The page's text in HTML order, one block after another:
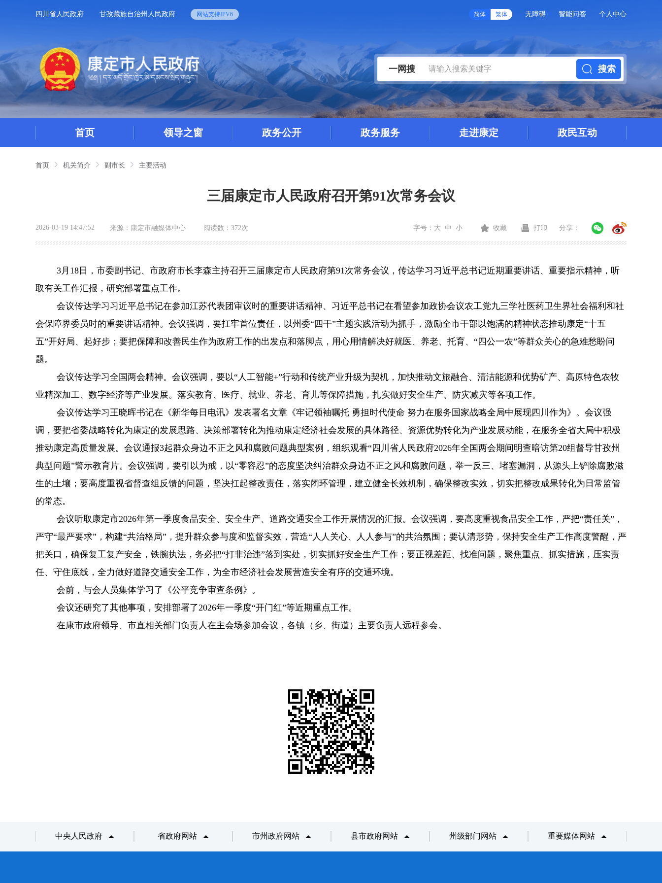
四川省人民政府 甘孜藏族自治州人民政府 网站支持IPV6 简体 繁体 无障碍 智能问答 个人中心
一网搜 搜索
首页 领导之窗 政务公开 政务服务 走进康定 政民互动
首页 机关简介 副市长 主要活动
三届康定市人民政府召开第91次常务会议
2026-03-19 14:47:52 来源： 康定市融媒体中心 阅读数： 372次 字号： 大 中 小 收藏 打印 分享：
3月18日，市委副书记、市政府市长李森主持召开三届康定市人民政府第91次常务会议，传达学习习近平总书记近期重要讲话、重要指示精神，听
取有关工作汇报，研究部署重点工作。
会议传达学习习近平总书记在参加江苏代表团审议时的重要讲话精神、习近平总书记在看望参加政协会议农工党九三学社医药卫生界社会福利和社
会保障界委员时的重要讲话精神。会议强调，要扛牢首位责任，以州委“四干”主题实践活动为抓手，激励全市干部以饱满的精神状态推动康定“十五
五”开好局、起好步；要把保障和改善民生作为政府工作的出发点和落脚点，用心用情解决好就医、养老、托育、“四公一农”等群众关心的急难愁盼问
题。
会议传达学习全国两会精神。会议强调，要以“人工智能+”行动和传统产业升级为契机，加快推动文旅融合、清洁能源和优势矿产、高原特色农牧
业精深加工、数字经济等产业发展。落实教育、医疗、就业、养老、育儿等保障措施，扎实做好安全生产、防灾减灾等各项工作。
会议传达学习王晓晖书记在《新华每日电讯》发表署名文章《牢记领袖嘱托 勇担时代使命 努力在服务国家战略全局中展现四川作为》。会议强
调，要把省委战略转化为康定的发展思路、决策部署转化为推动康定经济社会发展的具体路径、资源优势转化为产业发展动能，在服务全省大局中积极
推动康定高质量发展。会议通报3起群众身边不正之风和腐败问题典型案例，组织观看“四川省人民政府2026年全国两会期间明查暗访第20组督导甘孜州
典型问题”警示教育片。会议强调，要引以为戒，以“零容忍”的态度坚决纠治群众身边不正之风和腐败问题，举一反三、堵塞漏洞，从源头上铲除腐败滋
生的土壤；要高度重视省督查组反馈的问题，坚决扛起整改责任，落实闭环管理，建立健全长效机制，确保整改实效，切实把整改成果转化为日常监管
的常态。
会议听取康定市2026年第一季度食品安全、安全生产、道路交通安全工作开展情况的汇报。会议强调，要高度重视食品安全工作，严把“责任关”，
严守“最严要求”，构建“共治格局”，提升群众参与度和监督实效，营造“人人关心、人人参与”的共治氛围；要认清形势，保持安全生产工作高度警醒，严
把关口，确保复工复产安全，铁腕执法，务必把“打非治违”落到实处，切实抓好安全生产工作；要正视差距、找准问题，聚焦重点、抓实措施，压实责
任、守住底线，全力做好道路交通安全工作，为全市经济社会发展营造安全有序的交通环境。
会前，与会人员集体学习了《公平竞争审查条例》。
会议还研究了其他事项，安排部署了2026年一季度“开门红”等近期重点工作。
在康市政府领导、市直相关部门负责人在主会场参加会议，各镇（乡、街道）主要负责人远程参会。
中央人民政府 省政府网站 市州政府网站 县市政府网站 州级部门网站 重要媒体网站